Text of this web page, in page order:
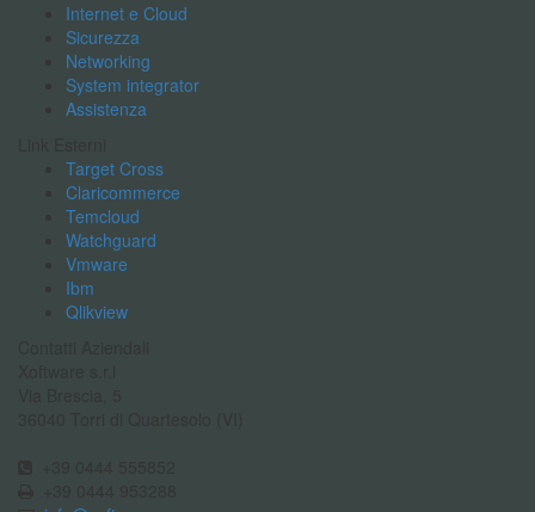
Internet e Cloud
Sicurezza
Networking
System integrator
Assistenza
Target Cross
Claricommerce
Temcloud
Watchguard
Vmware
Ibm
Qlikview